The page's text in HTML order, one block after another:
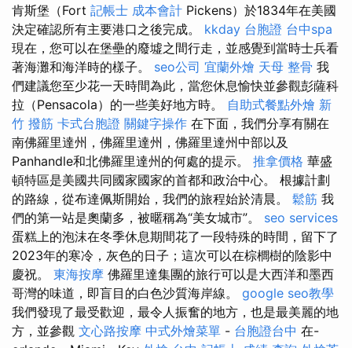
肯斯堡（Fort 記帳士 成本會計 Pickens）於1834年在美國
決定確認所有主要港口之後完成。 kkday 台胞證 台中spa
現在，您可以在堡壘的廢墟之間行走，並感覺到當時士兵看
著海灘和海洋時的樣子。 seo公司 宜蘭外燴 天母 整骨 我
們建議您至少花一天時間為此，當您休息愉快並參觀彭薩科
拉（Pensacola）的一些美好地方時。 自助式餐點外燴 新
竹 撥筋 卡式台胞證 關鍵字操作 在下面，我們分享有關在
南佛羅里達州，佛羅里達州，佛羅里達州中部以及
Panhandle和北佛羅里達州的何處的提示。 推拿價格 華盛
頓特區是美國共同國家國家的首都和政治中心。 根據計劃
的路線，從布達佩斯開始，我們的旅程始於清晨。 鬆筋 我
們的第一站是奧蘭多，被暱稱為“美女城市”。 seo services
蛋糕上的泡沫在冬季休息期間花了一段特殊的時間，留下了
2023年的寒冷，灰色的日子；這次可以在棕櫚樹的陰影中
慶祝。 東海按摩 佛羅里達集團的旅行可以是大西洋和墨西
哥灣的味道，即盲目的白色沙質海岸線。 google seo教學
我們發現了最受歡迎，最令人振奮的地方，也是最美麗的地
方，並參觀 文心路按摩 中式外燴菜單 - 台胞證台中 在-